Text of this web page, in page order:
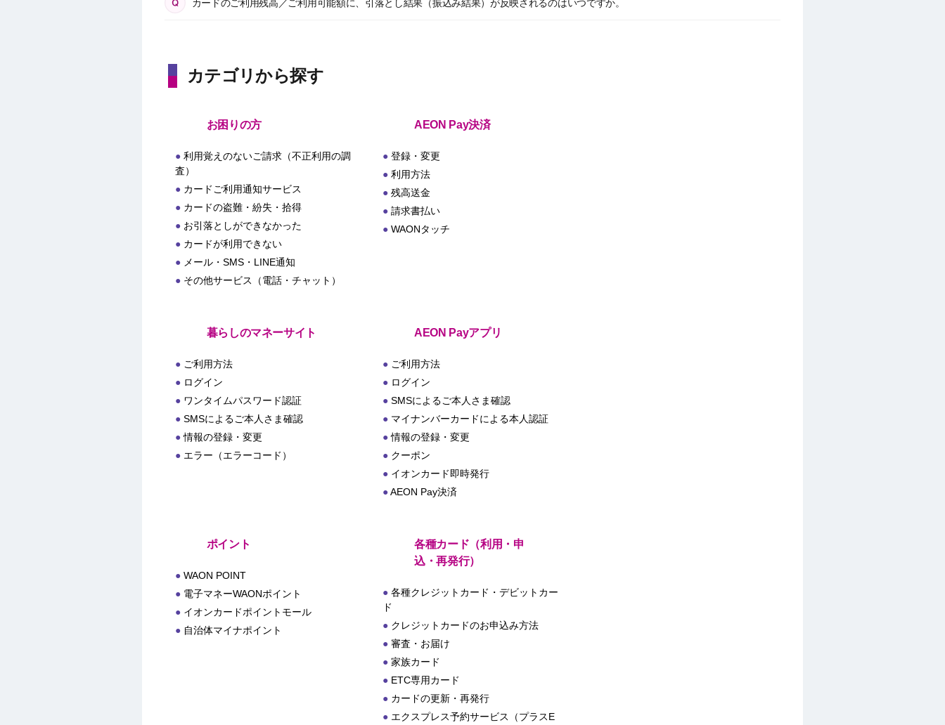
カードのご利用残高／ご利用可能額に、引落とし結果（振込み結果）が反映されるのはいつですか。
カテゴリから探す
お困りの方
利用覚えのないご請求（不正利用の調
査）
カードご利用通知サービス
カードの盗難・紛失・拾得
お引落としができなかった
カードが利用できない
メール・SMS・LINE通知
その他サービス（電話・チャット）
AEON Pay決済
登録・変更
利用方法
残高送金
請求書払い
WAONタッチ
暮らしのマネーサイト
ご利用方法
ログイン
ワンタイムパスワード認証
SMSによるご本人さま確認
情報の登録・変更
エラー（エラーコード）
AEON Payアプリ
ご利用方法
ログイン
SMSによるご本人さま確認
マイナンバーカードによる本人認証
情報の登録・変更
クーポン
イオンカード即時発行
AEON Pay決済
ポイント
WAON POINT
電子マネーWAONポイント
イオンカードポイントモール
自治体マイナポイント
各種カード（利用・申
込・再発行）
各種クレジットカード・デビットカー
ド
クレジットカードのお申込み方法
審査・お届け
家族カード
ETC専用カード
カードの更新・再発行
エクスプレス予約サービス（プラスE